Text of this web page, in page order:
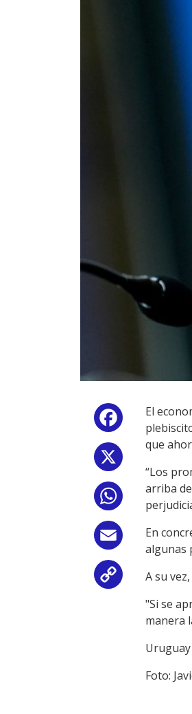
Facebook
WhatsApp
Email
Copy
Link
El
que
“Los
arriba
En
algunas
A su
"Si se
manera
Foto: